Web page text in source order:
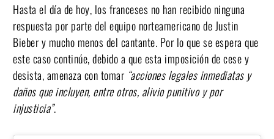
Hasta el día de hoy, los franceses no han recibido ninguna
respuesta por parte del equipo norteamericano de Justin
Bieber y mucho menos del cantante. Por lo que se espera que
este caso continúe, debido a que esta imposición de cese y
desista, amenaza con tomar “acciones legales inmediatas y
daños que incluyen, entre otros, alivio punitivo y por
injusticia”.